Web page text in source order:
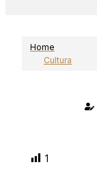
Home
Cultura
1